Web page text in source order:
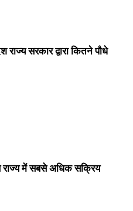
सरकार द्वारा कितने पौधे
राज्य में सबसे अधिक सक्रिय